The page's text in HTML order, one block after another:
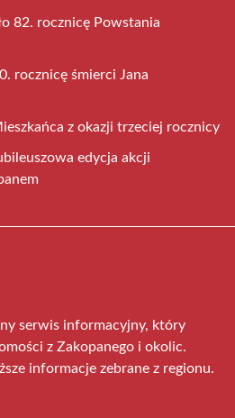
82. rocznicę Powstania
rocznicę śmierci Jana
z okazji trzeciej rocznicy
edycja akcji
serwis informacyjny, który
z Zakopanego i okolic.
informacje zebrane z regionu.